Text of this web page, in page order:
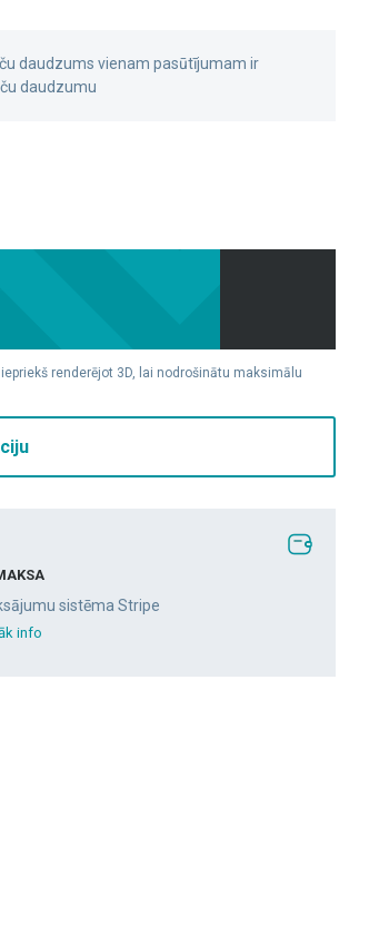
daudzums vienam pasūtījumam ir
daudzumu
renderējot 3D, lai nodrošinātu maksimālu
sistēma Stripe
info